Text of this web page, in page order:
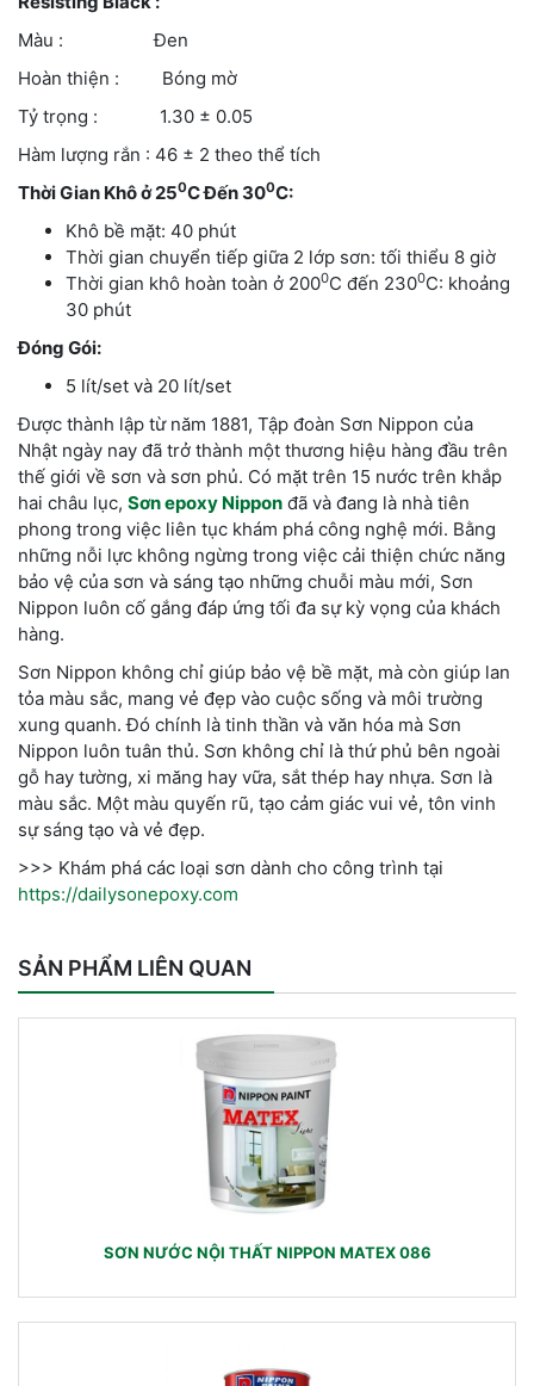
Màu : Đen
Hoàn thiện : Bóng mờ
Tỷ trọng : 1.30 ± 0.05
Hàm lượng rắn : 46 ± 2 theo thể tích
Thời Gian Khô ở 250C Đến 300C:
Khô bề mặt: 40 phút
Thời gian chuyển tiếp giữa 2 lớp sơn: tối thiểu 8 giờ
Thời gian khô hoàn toàn ở 2000C đến 2300C: khoảng
30 phút
Đóng Gói:
5 lít/set và 20 lít/set
Được thành lập từ năm 1881, Tập đoàn Sơn Nippon của
Nhật ngày nay đã trở thành một thương hiệu hàng đầu trên
thế giới về sơn và sơn phủ. Có mặt trên 15 nước trên khắp
hai châu lục, Sơn epoxy Nippon đã và đang là nhà tiên
phong trong việc liên tục khám phá công nghệ mới. Bằng
những nỗi lực không ngừng trong việc cải thiện chức năng
bảo vệ của sơn và sáng tạo những chuỗi màu mới, Sơn
Nippon luôn cố gắng đáp ứng tối đa sự kỳ vọng của khách
hàng.
Sơn Nippon không chỉ giúp bảo vệ bề mặt, mà còn giúp lan
tỏa màu sắc, mang vẻ đẹp vào cuộc sống và môi trường
xung quanh. Đó chính là tinh thần và văn hóa mà Sơn
Nippon luôn tuân thủ. Sơn không chỉ là thứ phủ bên ngoài
gỗ hay tường, xi măng hay vữa, sắt thép hay nhựa. Sơn là
màu sắc. Một màu quyến rũ, tạo cảm giác vui vẻ, tôn vinh
sự sáng tạo và vẻ đẹp.
>>> Khám phá các loại sơn dành cho công trình tại
https://dailysonepoxy.com
SẢN PHẨM LIÊN QUAN
SƠN NƯỚC NỘI THẤT NIPPON MATEX 086